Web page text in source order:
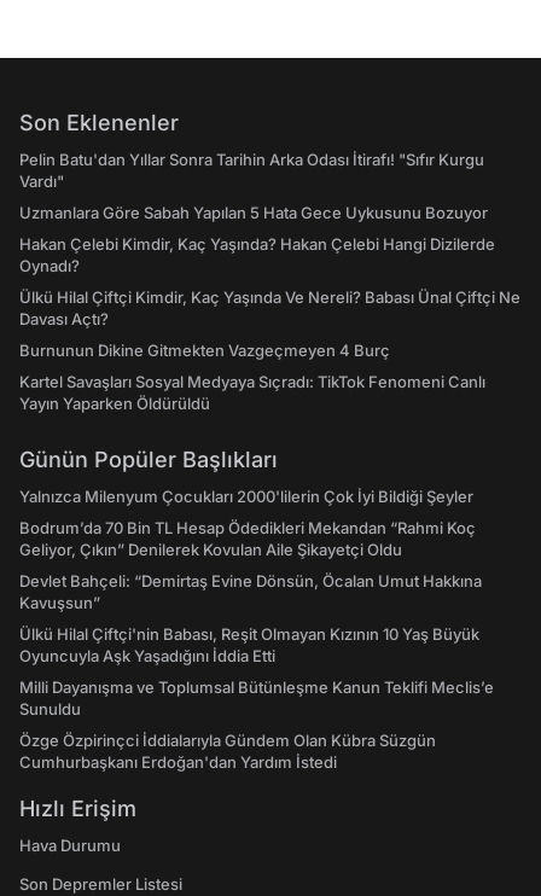
Son Eklenenler
Pelin Batu'dan Yıllar Sonra Tarihin Arka Odası İtirafı! "Sıfır Kurgu
Vardı"
Uzmanlara Göre Sabah Yapılan 5 Hata Gece Uykusunu Bozuyor
Hakan Çelebi Kimdir, Kaç Yaşında? Hakan Çelebi Hangi Dizilerde
Oynadı?
Ülkü Hilal Çiftçi Kimdir, Kaç Yaşında Ve Nereli? Babası Ünal Çiftçi Ne
Davası Açtı?
Burnunun Dikine Gitmekten Vazgeçmeyen 4 Burç
Kartel Savaşları Sosyal Medyaya Sıçradı: TikTok Fenomeni Canlı
Yayın Yaparken Öldürüldü
Günün Popüler Başlıkları
Yalnızca Milenyum Çocukları 2000'lilerin Çok İyi Bildiği Şeyler
Bodrum’da 70 Bin TL Hesap Ödedikleri Mekandan “Rahmi Koç
Geliyor, Çıkın” Denilerek Kovulan Aile Şikayetçi Oldu
Devlet Bahçeli: “Demirtaş Evine Dönsün, Öcalan Umut Hakkına
Kavuşsun”
Ülkü Hilal Çiftçi'nin Babası, Reşit Olmayan Kızının 10 Yaş Büyük
Oyuncuyla Aşk Yaşadığını İddia Etti
Milli Dayanışma ve Toplumsal Bütünleşme Kanun Teklifi Meclis’e
Sunuldu
Özge Özpirinçci İddialarıyla Gündem Olan Kübra Süzgün
Cumhurbaşkanı Erdoğan'dan Yardım İstedi
Hızlı Erişim
Hava Durumu
Son Depremler Listesi